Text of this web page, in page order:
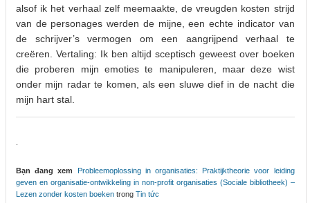
alsof ik het verhaal zelf meemaakte, de vreugden kosten strijd
van de personages werden de mijne, een echte indicator van
de schrijver’s vermogen om een aangrijpend verhaal te
creëren. Vertaling: Ik ben altijd sceptisch geweest over boeken
die proberen mijn emoties te manipuleren, maar deze wist
onder mijn radar te komen, als een sluwe dief in de nacht die
mijn hart stal.
Bạn đang xem
Probleemoplossing in organisaties: Praktijktheorie voor leiding
geven en organisatie-ontwikkeling in non-profit organisaties (Sociale bibliotheek) –
Lezen zonder kosten boeken trong Tin tức